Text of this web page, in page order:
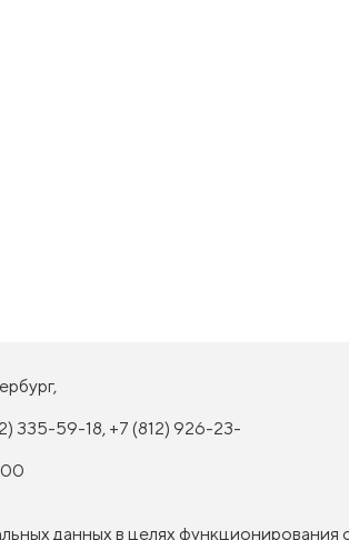
335-59-18, +7 (812) 926-23-
данных в целях функционирования